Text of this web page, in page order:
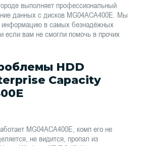
выполняет профессиональный
данных с дисков MG04ACA400E. Мы
информацию в самых безнадёжных
если вам не смогли помочь в прочих
HDD
Capacity
MG04ACA400E, комп его не
не видится, пропал из